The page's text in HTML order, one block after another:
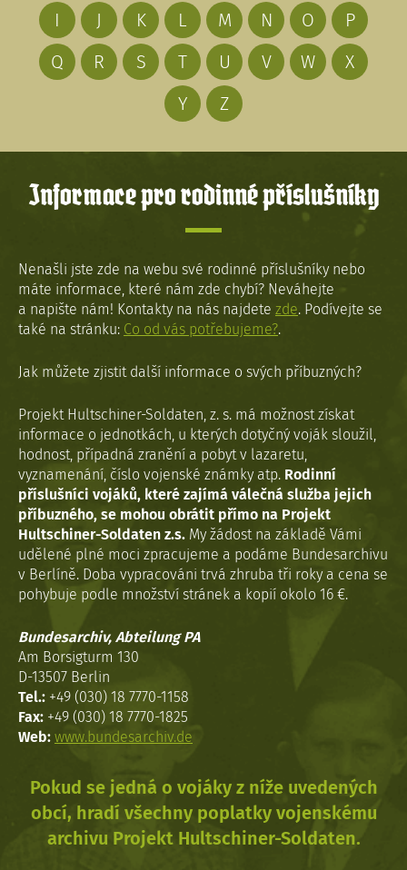
I
J K L M N O
P
Q
R S T U V W
X
Y
Z
Informace pro rodinné příslušníky
Nenašli jste zde na webu své rodinné příslušníky nebo
máte informace, které nám zde chybí? Neváhejte
a napište nám! Kontakty na nás najdete zde. Podívejte se
také na stránku: Co od vás potřebujeme?.
Jak můžete zjistit další informace o svých příbuzných?
Projekt Hultschiner-Soldaten, z. s. má možnost získat
informace o jednotkách, u kterých dotyčný voják sloužil,
hodnost, případná zranění a pobyt v lazaretu,
vyznamenání, číslo vojenské známky atp. Rodinní
příslušníci vojáků, které zajímá válečná služba jejich
příbuzného, se mohou obrátit přímo na Projekt
Hultschiner-Soldaten z.s. My žádost na základě Vámi
udělené plné moci zpracujeme a podáme Bundesarchivu
v Berlíně. Doba vypracováni trvá zhruba tři roky a cena se
pohybuje podle množství stránek a kopií okolo 16 €.
Bundesarchiv, Abteilung PA
Am Borsigturm 130
D-13507 Berlin
Tel.: +49 (030) 18 7770-1158
Fax: +49 (030) 18 7770-1825
Web: www.bundesarchiv.de
Pokud se jedná o vojáky z níže uvedených
obcí, hradí všechny poplatky vojenskému
archivu Projekt Hultschiner-Soldaten.